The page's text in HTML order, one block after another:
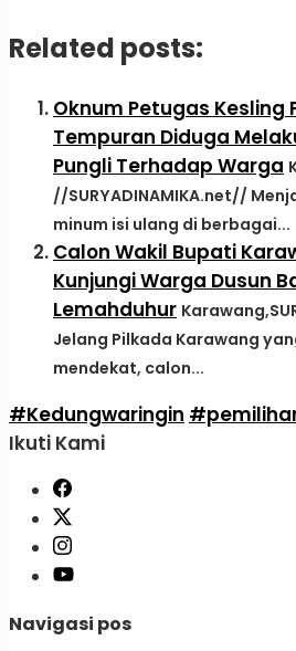
Related posts:
Oknum Petugas Kesling
Tempuran Diduga
Pungli Terhadap Warga
//SURYADINAMIKA.net//
minum isi ulang di berbagai...
Calon Wakil Bupati
Kunjungi Warga Dusun
Lemahduhur
Jelang Pilkada Karawang
mendekat, calon...
#Kedungwaringin
Ikuti Kami
Navigasi pos